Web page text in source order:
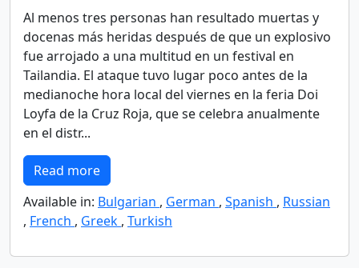
Al menos tres personas han resultado muertas y
docenas más heridas después de que un explosivo
fue arrojado a una multitud en un festival en
Tailandia. El ataque tuvo lugar poco antes de la
medianoche hora local del viernes en la feria Doi
Loyfa de la Cruz Roja, que se celebra anualmente
en el distr...
Read more
Available in: Bulgarian , German , Spanish , Russian
, French , Greek , Turkish